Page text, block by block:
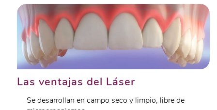
Las ventajas del Láser
Se desarrollan en campo seco y limpio, libre de